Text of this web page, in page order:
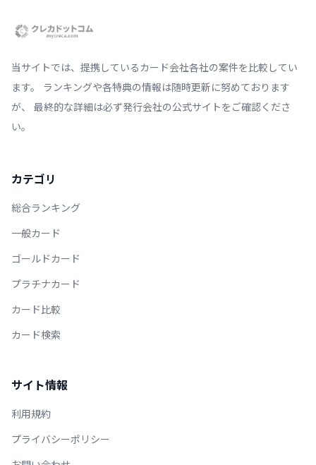
当サイトでは、提携しているカード会社各社の案件を比較してい
ます。 ランキングや各特典の情報は随時更新に努めております
が、 最終的な詳細は必ず発行会社の公式サイトをご確認くださ
い。
カテゴリ
総合ランキング
一般カード
ゴールドカード
プラチナカード
カード比較
カード検索
サイト情報
利用規約
プライバシーポリシー